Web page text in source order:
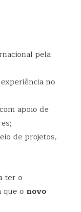
pela
no
apoio de
de projetos,
ter o
que o novo